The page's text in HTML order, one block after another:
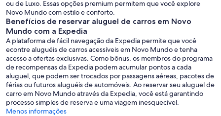
ou de Luxo. Essas opções premium permitem que você explore
Novo Mundo com estilo e conforto.
Benefícios de reservar aluguel de carros em Novo
Mundo com a Expedia
A plataforma de fácil navegação da Expedia permite que você
econtre aluguéis de carros acessíveis em Novo Mundo e tenha
acesso a ofertas exclusivas. Como bônus, os membros do programa
de recompensas da Expedia podem acumular pontos a cada
aluguel, que podem ser trocados por passagens aéreas, pacotes de
férias ou futuros aluguéis de automóveis. Ao reservar seu aluguel de
carro em Novo Mundo através da Expedia, você está garantindo
processo simples de reserva e uma viagem inesquecível.
Menos informações